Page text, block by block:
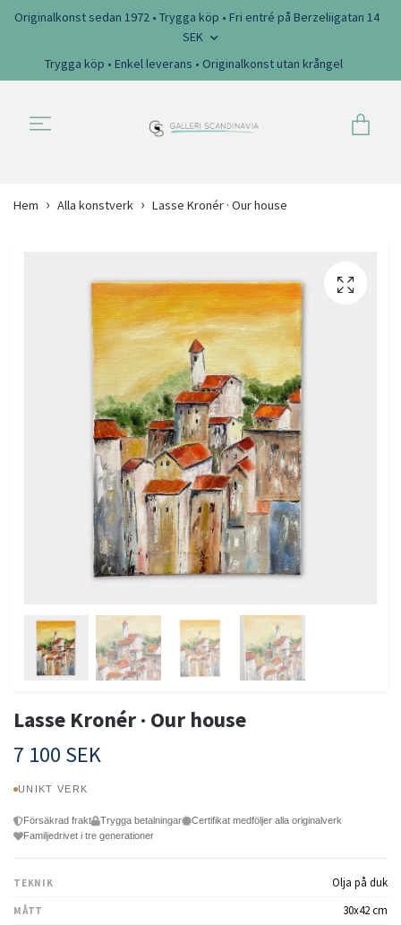
Originalkonst sedan 1972 • Trygga köp • Fri entré på Berzeliigatan 14
SEK
Trygga köp • Enkel leverans • Originalkonst utan krångel
Hem Alla konstverk Lasse Kronér · Our house
Lasse Kronér · Our house
7 100 SEK
UNIKT VERK
Försäkrad frakt Trygga betalningar
Certifikat medföljer alla originalverk
Familjedrivet i tre generationer
TEKNIK Olja på duk
MÅTT 30x42 cm